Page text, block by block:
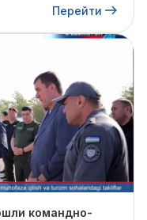
Перейти
командно-